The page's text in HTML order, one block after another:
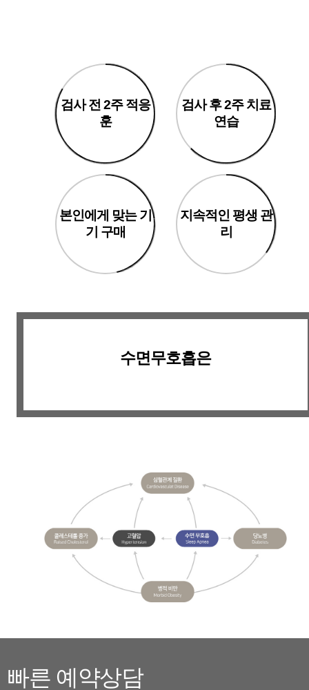
검사 전 2주 적응
훈
검사 후 2주 치료
연습
본인에게 맞는 기
기 구매
지속적인 평생 관
리
수면무호흡은
빠른 예약상담